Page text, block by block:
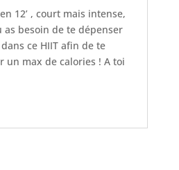
12’ , court mais intense,
as besoin de te dépenser
ce HIIT afin de te
un max de calories ! A toi